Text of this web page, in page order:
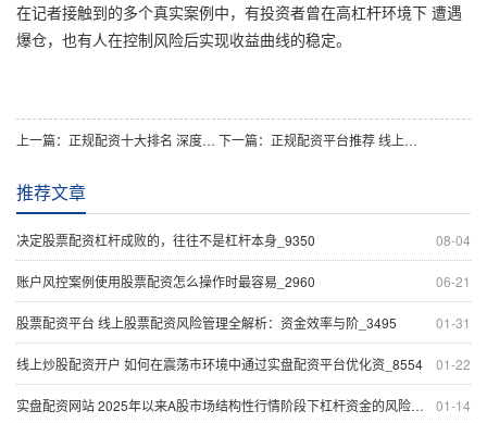
在记者接触到的多个真实案例中，有投资者曾在高杠杆环境下 遭遇
爆仓，也有人在控制风险后实现收益曲线的稳定。
上一篇： 正规配资十大排名 深度解析股票杠杆：中小资金的账户管理趋势_9833 下一篇： 正规配资平台推荐 线上股票配资实践指南：机会与挑战与投资行_4308
推荐文章
08-04
决定股票配资杠杆成败的，往往不是杠杆本身_9350
06-21
账户风控案例使用股票配资怎么操作时最容易_2960
01-31
股票配资平台 线上股票配资风险管理全解析：资金效率与阶_3495
01-22
线上炒股配资开户 如何在震荡市环境中通过实盘配资平台优化资_8554
01-14
实盘配资网站 2025年以来A股市场结构性行情阶段下杠杆资金的风险管理_2867